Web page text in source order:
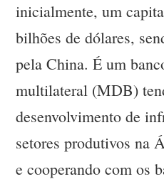
inicialmente, um
bilhões de dólares,
pela China. É um
multilateral (MDB)
desenvolvimento de
setores produtivos na
e cooperando com os